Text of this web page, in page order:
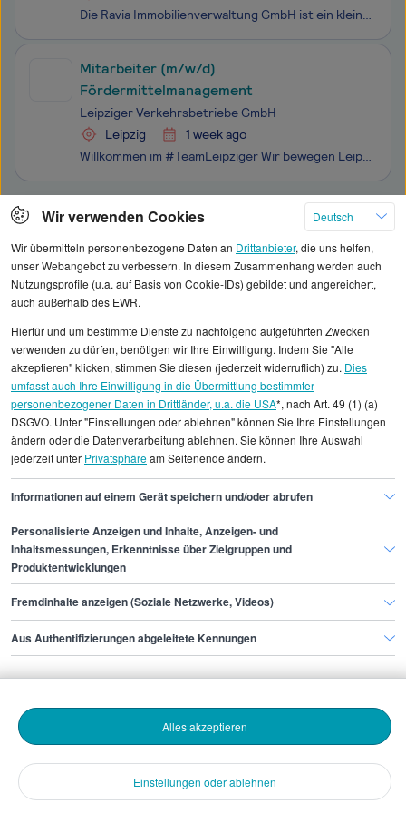
Die Ravia Immobilienverwaltung GmbH ist ein kleines, engagiertes Unternehmen mit dem Schwerpunkt auf der Verwaltung und Betreuung von Wohngebäuden (Mietshäuser als auch WEG`s). Dabei legen wir Wert auf persönliche Betreuung, transparente Kommunikation und nachhaltige Lösungen für unsere Kunden. Als
Mitarbeiter (m/w/d)
Fördermittelmanagement
Leipziger Verkehrsbetriebe GmbH
Leipzig
1 week ago
Willkommen im #TeamLeipziger Wir bewegen Leipzig. Denn wir bringen die Menschen in unserer Stadt sicher voran – und das jeden Tag. Mit ihrem Engagement, Mut zu Innovationen und technischem Know-how setzen sich unsere Mitarbeiterinnen und Mitarbeiter für die Zukunft Leipzigs ein. Die Leipziger Verkeh
Klicken Sie hier, um weitere Angebote anzuzeigen
statistischen Erhebungen durch StepStone. Es sind
Durchschnittswerte und die Angaben können nicht
einzelnen Stellenangeboten zugeordnet werden.
Gehaltsinformationen
Gastronomie, Hotellerie
Bankettkoordinator/in
Bankettkoordinator/in Leipzig
Finde den Job,
der zu dir passt.
Bewerbende
Wir verwenden Cookies
Deutsch
Wir übermitteln personenbezogene Daten an Drittanbieter, die uns helfen,
unser Webangebot zu verbessern. In diesem Zusammenhang werden auch
Nutzungsprofile (u.a. auf Basis von Cookie-IDs) gebildet und angereichert,
auch außerhalb des EWR.
Hierfür und um bestimmte Dienste zu nachfolgend aufgeführten Zwecken
verwenden zu dürfen, benötigen wir Ihre Einwilligung. Indem Sie "Alle
akzeptieren" klicken, stimmen Sie diesen (jederzeit widerruflich) zu. Dies
umfasst auch Ihre Einwilligung in die Übermittlung bestimmter
personenbezogener Daten in Drittländer, u.a. die USA*, nach Art. 49 (1) (a)
DSGVO. Unter "Einstellungen oder ablehnen" können Sie Ihre Einstellungen
ändern oder die Datenverarbeitung ablehnen. Sie können Ihre Auswahl
jederzeit unter Privatsphäream Seitenende ändern.
Informationen auf einem Gerät speichern und/oder abrufen
Personalisierte Anzeigen und Inhalte, Anzeigen- und
Inhaltsmessungen, Erkenntnisse über Zielgruppen und
Produktentwicklungen
Fremdinhalte anzeigen (Soziale Netzwerke, Videos)
Aus Authentifizierungen abgeleitete Kennungen
Einstellungen oder ablehnen
Alles akzeptieren